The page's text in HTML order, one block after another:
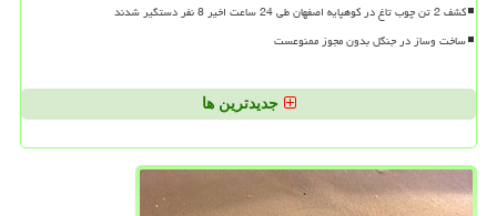
کشف 2 تن چوب تاغ در کوهپایه اصفهان طی 24 ساعت اخیر 8 نفر دستگیر شدند
ساخت وساز در جنگل بدون مجوز ممنوعست
جدیدترین ها